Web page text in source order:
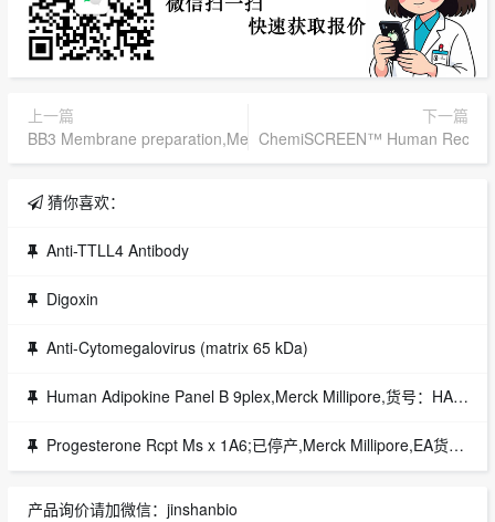
上一篇
BB3 Membrane preparation,Merck Millipore,1 mL (1 mg/mL)货号
下一篇
ChemiSCREEN™ Human
猜你喜欢：
Anti-TTLL4 Antibody
Digoxin
Anti-Cytomegalovirus (matrix 65 kDa)
Human Adipokine Panel B 9plex,Merck Millipore,货号：HADK2B09L1X
Progesterone Rcpt Ms x 1A6;已停产,Merck Millipore,EA货号：IHC2049-K
产品询价请加微信：jinshanbio